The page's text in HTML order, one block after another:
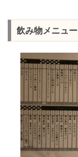
飲み物メニュー